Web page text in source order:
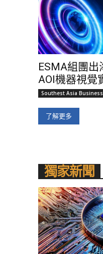
ESMA組團
AOI機器視覺
Southest Asia
了解更多
獨家新聞